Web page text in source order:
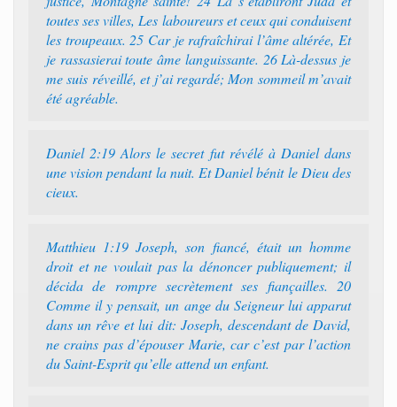
toutes ses villes, Les laboureurs et ceux qui conduisent
les troupeaux. 25 Car je rafraîchirai l’âme altérée, Et
je rassasierai toute âme languissante. 26 Là-dessus je
me suis réveillé, et j’ai regardé; Mon sommeil m’avait
été agréable.
Daniel 2:19 Alors le secret fut révélé à Daniel dans
une vision pendant la nuit. Et Daniel bénit le Dieu des
cieux.
Matthieu 1:19 Joseph, son fiancé, était un homme
droit et ne voulait pas la dénoncer publiquement; il
décida de rompre secrètement ses fiançailles. 20
Comme il y pensait, un ange du Seigneur lui apparut
dans un rêve et lui dit: Joseph, descendant de David,
ne crains pas d’épouser Marie, car c’est par l’action
du Saint-Esprit qu’elle attend un enfant.